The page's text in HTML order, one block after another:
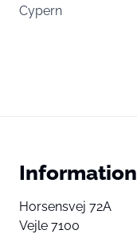
Cypern
Information
Horsensvej 72A
Vejle 7100